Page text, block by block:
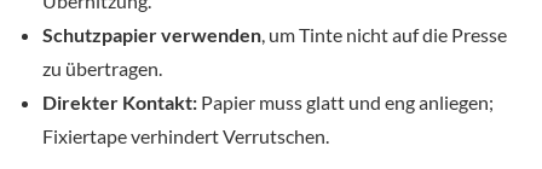
Schutzpapier verwenden, um Tinte nicht auf die Presse
zu übertragen.
Direkter Kontakt: Papier muss glatt und eng anliegen;
Fixiertape verhindert Verrutschen.